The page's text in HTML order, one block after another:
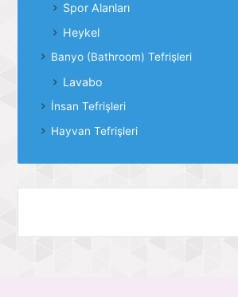
Spor Alanları
Heykel
Banyo (Bathroom) Tefrişleri
Lavabo
İnsan Tefrişleri
Hayvan Tefrişleri